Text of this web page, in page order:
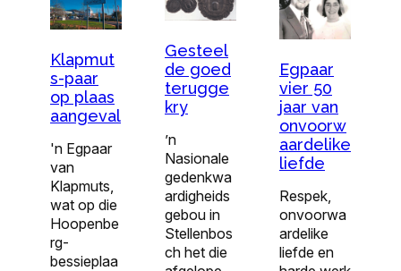
Klapmut
s-paar
op plaas
aangeval
'n Egpaar
van
Klapmuts,
wat op die
Hoopenbe
rg-
bessieplaa
Gesteel
de goed
terugge
kry
’n
Nasionale
gedenkwa
ardigheids
gebou in
Stellenbos
ch het die
Egpaar
vier 50
jaar van
onvoorw
aardelike
liefde
Respek,
onvoorwa
ardelike
liefde en